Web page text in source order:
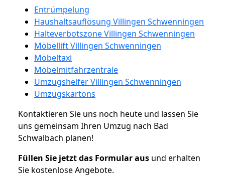
Entrümpelung
Haushaltsauflösung Villingen Schwenningen
Halteverbotszone Villingen Schwenningen
Möbellift Villingen Schwenningen
Möbeltaxi
Möbelmitfahrzentrale
Umzugshelfer Villingen Schwenningen
Umzugskartons
Kontaktieren Sie uns noch heute und lassen Sie
uns gemeinsam Ihren Umzug nach Bad
Schwalbach planen!
Füllen Sie jetzt das Formular aus und erhalten
Sie kostenlose Angebote.